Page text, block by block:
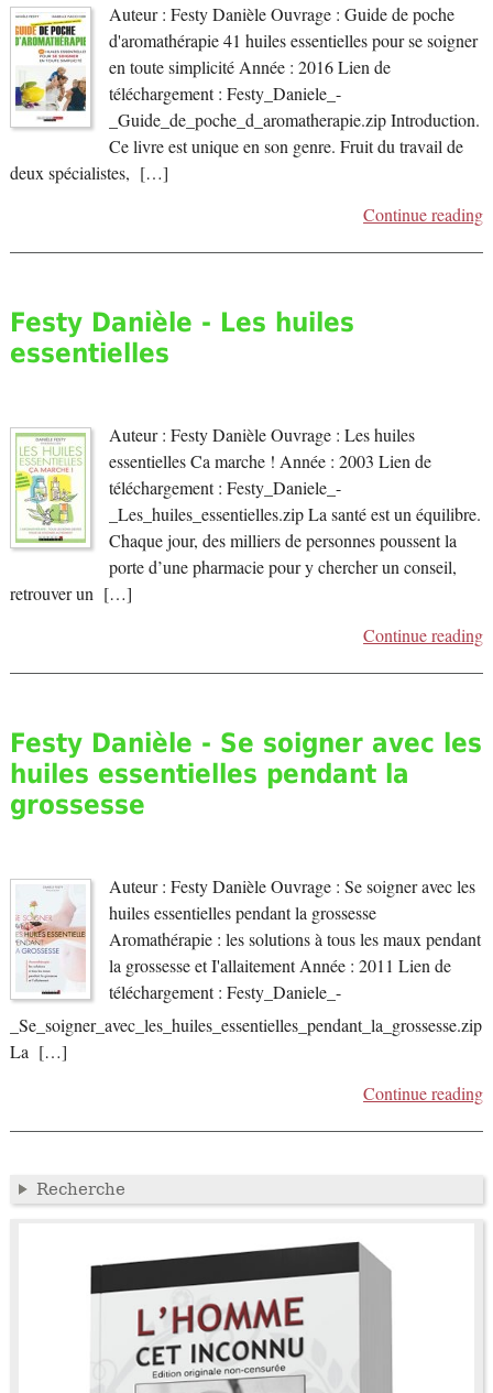
Auteur : Festy Danièle Ouvrage : Guide de poche
d'aromathérapie 41 huiles essentielles pour se soigner
en toute simplicité Année : 2016 Lien de
téléchargement : Festy_Daniele_-
_Guide_de_poche_d_aromatherapie.zip Introduction.
Ce livre est unique en son genre. Fruit du travail de
deux spécialistes, […]
Continue reading
Festy Danièle - Les huiles
essentielles
Auteur : Festy Danièle Ouvrage : Les huiles
essentielles Ca marche ! Année : 2003 Lien de
téléchargement : Festy_Daniele_-
_Les_huiles_essentielles.zip La santé est un équilibre.
Chaque jour, des milliers de personnes poussent la
porte d’une pharmacie pour y chercher un conseil,
retrouver un […]
Continue reading
Festy Danièle - Se soigner avec les
huiles essentielles pendant la
grossesse
Auteur : Festy Danièle Ouvrage : Se soigner avec les
huiles essentielles pendant la grossesse
Aromathérapie : les solutions à tous les maux pendant
la grossesse et I'allaitement Année : 2011 Lien de
téléchargement : Festy_Daniele_-
_Se_soigner_avec_les_huiles_essentielles_pendant_la_grossesse.zip
La […]
Continue reading
Recherche